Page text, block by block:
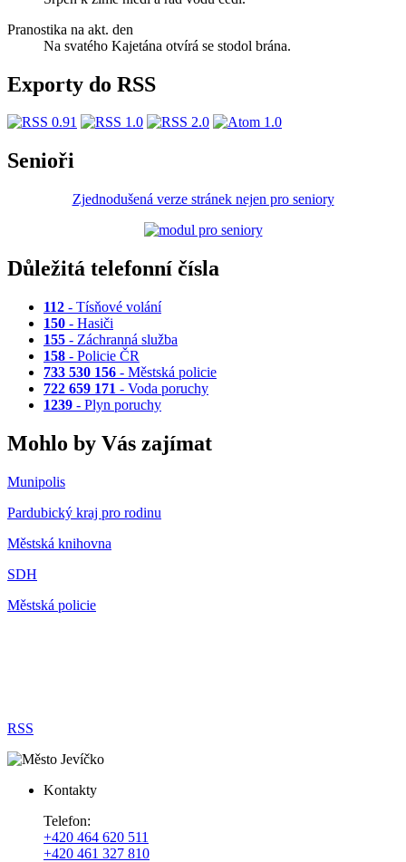
Pranostika na akt. den
Na svatého Kajetána otvírá se stodol brána.
Exporty do RSS
Senioři
Zjednodušená verze stránek nejen pro seniory
Důležitá telefonní čísla
112 - Tísňové volání
150 - Hasiči
155 - Záchranná služba
158 - Policie ČR
733 530 156 - Městská policie
722 659 171 - Voda poruchy
1239 - Plyn poruchy
Mohlo by Vás zajímat
Munipolis
Pardubický kraj pro rodinu
Městská knihovna
SDH
Městská policie
RSS
Kontakty
Telefon:
+420 464 620 511
+420 461 327 810